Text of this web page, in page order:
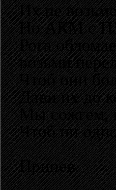
Их не
Но АКМ с
Рога
возьми
Чтоб они
Дави их до
Мы сожгем,
Чтоб ни
Припев.